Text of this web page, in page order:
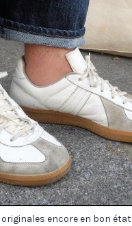
originales encore en bon état